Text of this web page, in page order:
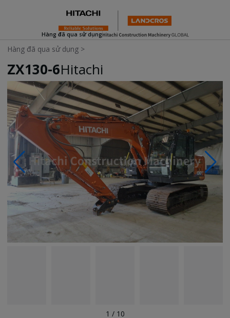
Hàng đã qua sử dụng
Hàng đã qua sử dụng >
ZX130-6Hitachi
Photos & Videos
1 / 10